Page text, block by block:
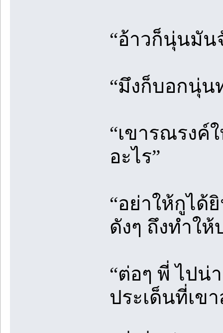
“อ้าวก็นุ่นมัน
“มึงก็บอกนุ่น
“เขารณรงค์
อะไร”
“อย่าให้กูได้
ดังๆ ถึงทำใ
“ต่อๆ พี่ ไปน่
ประเด็นที่เข